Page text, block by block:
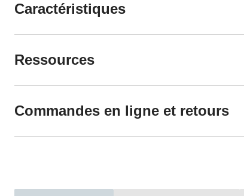
Caractéristiques
Ressources
Commandes en ligne et retours